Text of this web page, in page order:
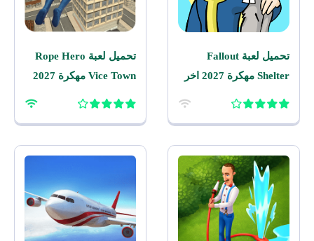
تحميل لعبة Fallout
Shelter مهكرة 2027 اخر
تحميل لعبة Rope Hero
Vice Town مهكرة 2027